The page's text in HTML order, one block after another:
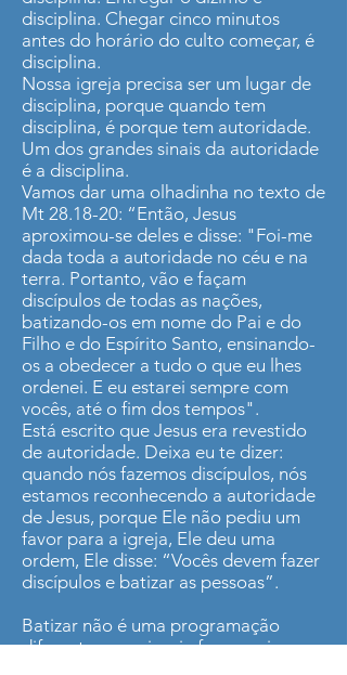
disciplina. Chegar cinco minutos
antes do horário do culto começar, é
disciplina.
Nossa igreja precisa ser um lugar de
disciplina, porque quando tem
disciplina, é porque tem autoridade.
Um dos grandes sinais da autoridade
é a disciplina.
Vamos dar uma olhadinha no texto de
Mt 28.18-20: “Então, Jesus
aproximou-se deles e disse: "Foi-me
dada toda a autoridade no céu e na
terra. Portanto, vão e façam
discípulos de todas as nações,
batizando-os em nome do Pai e do
Filho e do Espírito Santo, ensinando-
os a obedecer a tudo o que eu lhes
ordenei. E eu estarei sempre com
vocês, até o fim dos tempos".
Está escrito que Jesus era revestido
de autoridade. Deixa eu te dizer:
quando nós fazemos discípulos, nós
estamos reconhecendo a autoridade
de Jesus, porque Ele não pediu um
favor para a igreja, Ele deu uma
ordem, Ele disse: “Vocês devem fazer
discípulos e batizar as pessoas”.
Batizar não é uma programação
diferente que a igreja faz se quiser